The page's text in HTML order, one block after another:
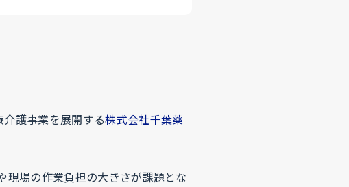
護事業を展開する株式会社千葉薬
場の作業負担の大きさが課題とな